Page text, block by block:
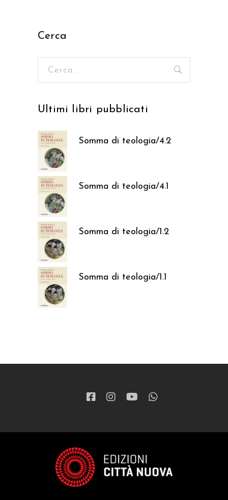
Cerca
Ultimi libri pubblicati
Somma di teologia/4.2
37,05€
Somma di teologia/4.1
37,05€
Somma di teologia/1.2
37,05€
Somma di teologia/1.1
37,05€